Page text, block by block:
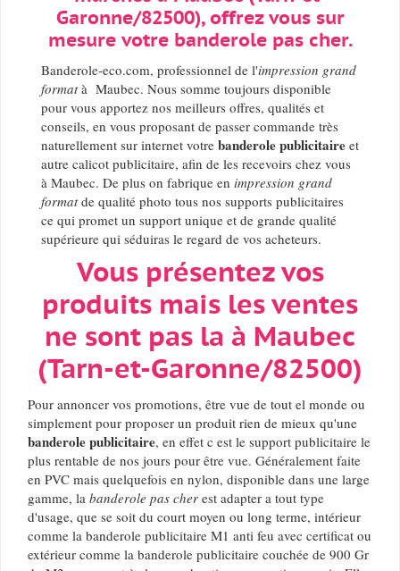
Garonne/82500), offrez vous sur
mesure votre banderole pas cher.
Banderole-eco.com, professionnel de l'impression grand
formatà Maubec. Nous somme toujours disponible
pour vous apportez nos meilleurs offres, qualités et
conseils, en vous proposant de passer commande très
naturellement sur internet votre banderole publicitaire et
autre calicot publicitaire, afin de les recevoirs chez vous
à Maubec. De plus on fabrique en impression grand
formatde qualité photo tous nos supports publicitaires
ce qui promet un support unique et de grande qualité
supérieure qui séduiras le regard de vos acheteurs.
Vous présentez vos
produits mais les ventes
ne sont pas la à Maubec
(Tarn-et-Garonne/82500)
Pour annoncer vos promotions, être vue de tout el monde ou
simplement pour proposer un produit rien de mieux qu'une
banderole publicitaire, en effet c est le support publicitaire le
plus rentable de nos jours pour être vue. Généralement faite
en PVC mais quelquefois en nylon, disponible dans une large
gamme, la banderole pas cher est adapter a tout type
d'usage, que se soit du court moyen ou long terme, intérieur
comme la banderole publicitaire M1 anti feu avec certificat ou
extérieur comme la banderole publicitaire couchée de 900 Gr